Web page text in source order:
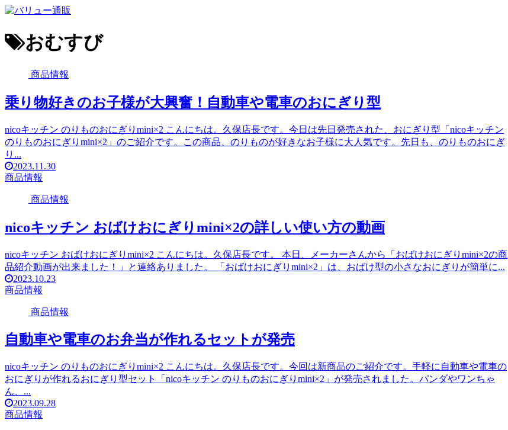
おむすび
商品情報
乗り物好きのお子様が大興奮！自動車や電車のおにぎり型
nicoキッチン のりものおにぎりmini×2 こんにちは。久保店長です。今日は先日発売された、おにぎり型「nicoキッチン
のりものおにぎりmini×2」のご紹介です。この商品、のりものが好きなお子様に大人気です。先日も、のりものおにぎ
り...
2023.11.30
商品情報
商品情報
nicoキッチン おばけおにぎりmini×2の詳しい使い方の動画
nicoキッチン おばけおにぎりmini×2 こんにちは。久保店長です。 本日、メーカーさんから「おばけおにぎりmini×2の商
品紹介動画が出来ました！」と連絡ありました。 「おばけおにぎりmini×2」は、おばけ型の小さなおにぎりが簡単に...
2023.10.23
商品情報
商品情報
自動車や電車のお弁当が作れるセットが発売
nicoキッチン のりものおにぎりmini×2 こんにちは。久保店長です。今回は新商品のご紹介です。手軽に自動車や電車の
おにぎりが作れるおにぎり型セット「nicoキッチン のりものおにぎりmini×2」が発売されました。パンダやワンちゃ
ん、...
2023.09.28
商品情報